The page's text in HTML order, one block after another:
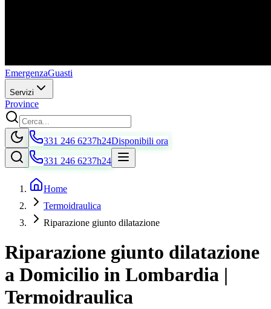
EmergenzaGuasti
Servizi
Province
331 246 6237h24Disponibili ora
331 246 6237h24
Home
Termoidraulica
Riparazione giunto dilatazione
Riparazione giunto dilatazione
a Domicilio in Lombardia |
Termoidraulica